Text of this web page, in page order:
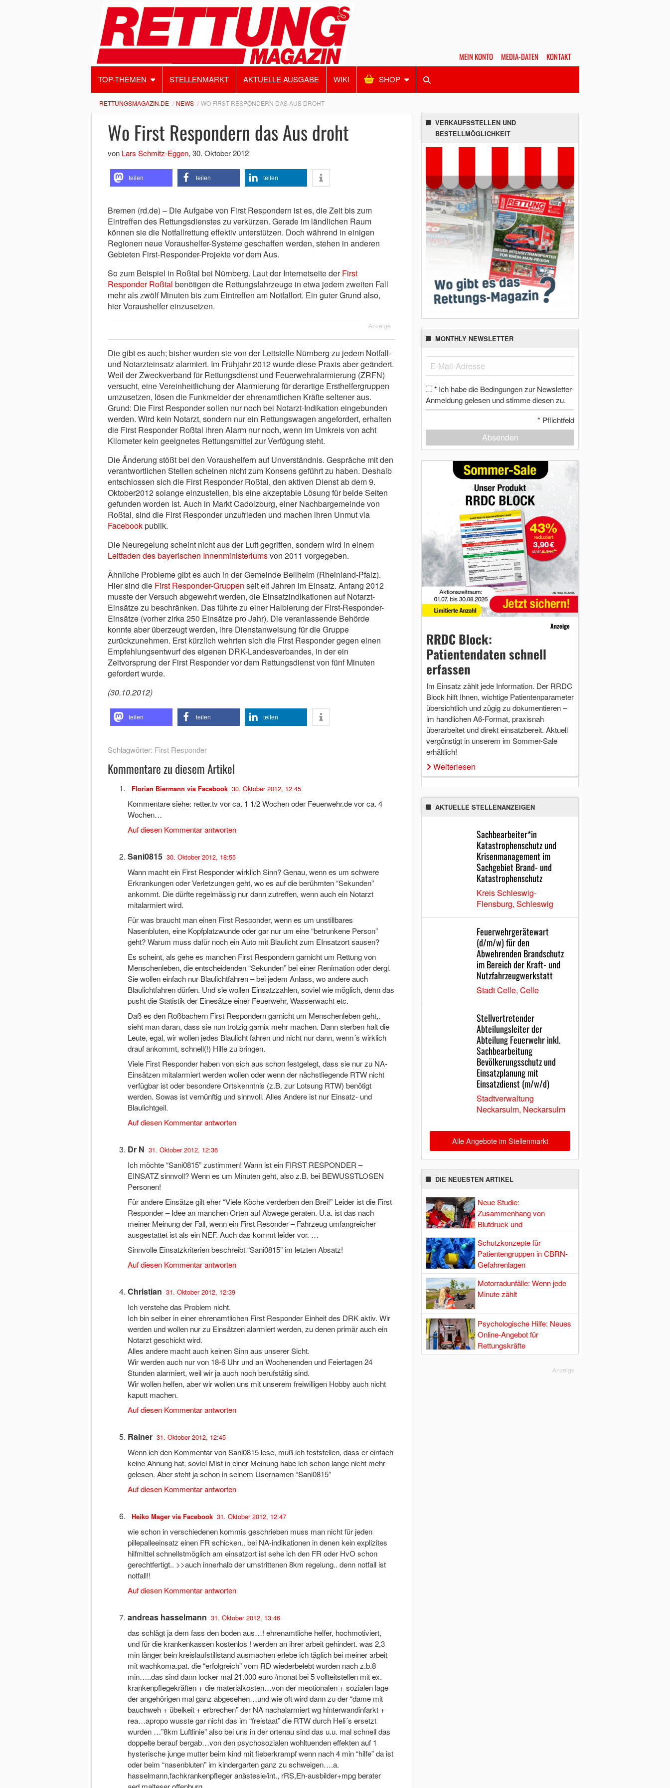
MEIN KONTO MEDIA-DATEN KONTAKT
TOP-THEMEN STELLENMARKT AKTUELLE AUSGABE WIKI SHOP
RETTUNGSMAGAZIN.DE NEWS WO FIRST RESPONDERN DAS AUS DROHT
Wo First Respondern das Aus droht
von Lars Schmitz-Eggen, 30. Oktober 2012
teilen teilen teilen
Bremen (rd.de) – Die Aufgabe von First Respondern ist es, die Zeit bis zum
Eintreffen des Rettungsdienstes zu verkürzen. Gerade im ländlichen Raum
können sie die Notfallrettung effektiv unterstützen. Doch während in einigen
Regionen neue Voraushelfer-Systeme geschaffen werden, stehen in anderen
Gebieten First-Responder-Projekte vor dem Aus.
So zum Beispiel in Roßtal bei Nürnberg. Laut der Internetseite derFirst
Responder Roßtal benötigen die Rettungsfahrzeuge in etwa jedem zweiten Fall
mehr als zwölf Minuten bis zum Eintreffen am Notfallort. Ein guter Grund also,
hier Voraushelfer einzusetzen.
Anzeige
Die gibt es auch; bisher wurden sie von der Leitstelle Nürnberg zu jedem Notfall-
und Notarzteinsatz alarmiert. Im Frühjahr 2012 wurde diese Praxis aber geändert.
Weil der Zweckverband für Rettungsdienst und Feuerwehralarmierung (ZRFN)
versucht, eine Vereinheitlichung der Alarmierung für derartige Ersthelfergruppen
umzusetzen, lösen die Funkmelder der ehrenamtlichen Kräfte seltener aus.
Grund: Die First Responder sollen nur noch bei Notarzt-Indikation eingebunden
werden. Wird kein Notarzt, sondern nur ein Rettungswagen angefordert, erhalten
die First Responder Roßtal ihren Alarm nur noch, wenn im Umkreis von acht
Kilometer kein geeignetes Rettungsmittel zur Verfügung steht.
Die Änderung stößt bei den Voraushelfern auf Unverständnis. Gespräche mit den
verantwortlichen Stellen scheinen nicht zum Konsens geführt zu haben. Deshalb
entschlossen sich die First Responder Roßtal, den aktiven Dienst ab dem 9.
Oktober2012 solange einzustellen, bis eine akzeptable Lösung für beide Seiten
gefunden worden ist. Auch in Markt Cadolzburg, einer Nachbargemeinde von
Roßtal, sind die First Responder unzufrieden und machen ihren Unmut via
Facebookpublik.
Die Neuregelung scheint nicht aus der Luft gegriffen, sondern wird in einem
Leitfaden des bayerischen Innenministeriumsvon 2011 vorgegeben.
Ähnliche Probleme gibt es auch in der Gemeinde Bellheim (Rheinland-Pfalz).
Hier sind die First Responder-Gruppen seit elf Jahren im Einsatz. Anfang 2012
musste der Versuch abgewehrt werden, die Einsatzindikationen auf Notarzt-
Einsätze zu beschränken. Das führte zu einer Halbierung der First-Responder-
Einsätze (vorher zirka 250 Einsätze pro Jahr). Die veranlassende Behörde
konnte aber überzeugt werden, ihre Dienstanweisung für die Gruppe
zurückzunehmen. Erst kürzlich wehrten sich die First Responder gegen einen
Empfehlungsentwurf des eigenen DRK-Landesverbandes, in der ein
Zeitvorsprung der First Responder vor dem Rettungsdienst von fünf Minuten
gefordert wurde.
(30.10.2012)
teilen teilen teilen
Schlagwörter: First Responder
Kommentare zu diesem Artikel
Florian Biermann via Facebook 30. Oktober 2012, 12:45
Kommentare siehe: retter.tv vor ca. 1 1/2 Wochen oder Feuerwehr.de vor ca. 4
Wochen…
Auf diesen Kommentar antworten
Sani0815 30. Oktober 2012, 18:55
Wann macht ein First Responder wirklich Sinn? Genau, wenn es um schwere
Erkrankungen oder Verletzungen geht, wo es auf die berühmten “Sekunden”
ankommt. Die dürfte regelmässig nur dann zutreffen, wenn auch ein Notarzt
mitalarmiert wird.
Für was braucht man einen First Responder, wenn es um unstillbares
Nasenbluten, eine Kopfplatzwunde oder gar nur um eine “betrunkene Person”
geht? Warum muss dafür noch ein Auto mit Blaulicht zum EInsatzort sausen?
Es scheint, als gehe es manchen First Respondern garnicht um Rettung von
Menschenleben, die entscheidenden “Sekunden” bei einer Renimation oder dergl.
Sie wollen einfach nur Blaulichtfahren – bei jedem Anlass, wo andere auch
Blaulichtfahren dürfen. Und sie wollen Einsatzzahlen, soviel wie möglich, denn das
pusht die Statistik der Einesätze einer Feuerwehr, Wasserwacht etc.
Daß es den Roßbachern First Respondern garnicht um Menschenleben geht,.
sieht man daran, dass sie nun trotzig garnix mehr machen. Dann sterben halt die
Leute, egal, wir wollen jedes Blaulicht fahren und nicht nur dann, wenn´s wirklich
drauf ankommt, schnell(!) Hilfe zu bringen.
Viele First Responder haben von sich aus schon festgelegt, dass sie nur zu NA-
Einsätzen mitalarmiert werden wollen oder wenn der nächstliegende RTW nicht
verfügbar ist oder besondere Ortskenntnis (z.B. zur Lotsung RTW) benötigt
werden. Sowas ist vernünftig und sinnvoll. Alles Andere ist nur Einsatz- und
Blaulichtgeil.
Auf diesen Kommentar antworten
Dr N 31. Oktober 2012, 12:36
Ich möchte “Sani0815” zustimmen! Wann ist ein FIRST RESPONDER –
EINSATZ sinnvoll? Wenn es um Minuten geht, also z.B. bei BEWUSSTLOSEN
Personen!
Für andere Einsätze gilt eher “Viele Köche verderben den Brei!” Leider ist die First
Responder – Idee an manchen Orten auf Abwege geraten. U.a. ist das nach
meiner Meinung der Fall, wenn ein First Resonder – Fahrzeug umfangreicher
ausgestattet ist als ein NEF. Auch das kommt leider vor. …
Sinnvolle Einsatzkriterien beschreibt “Sani0815” im letzten Absatz!
Auf diesen Kommentar antworten
Christian 31. Oktober 2012, 12:39
Ich verstehe das Problem nicht.
Ich bin selber in einer ehrenamtlichen First Responder Einheit des DRK aktiv. Wir
werden und wollen nur zu Einsätzen alarmiert werden, zu denen primär auch ein
Notarzt geschickt wird.
Alles andere macht auch keinen Sinn aus unserer Sicht.
Wir werden auch nur von 18-6 Uhr und an Wochenenden und Feiertagen 24
Stunden alarmiert, weil wir ja auch noch berufstätig sind.
Wir wollen helfen, aber wir wollen uns mit unserem freiwilligen Hobby auch nicht
kaputt machen.
Auf diesen Kommentar antworten
Rainer 31. Oktober 2012, 12:45
Wenn ich den Kommentar von Sani0815 lese, muß ich feststellen, dass er einfach
keine Ahnung hat, soviel Mist in einer Meinung habe ich schon lange nicht mehr
gelesen. Aber steht ja schon in seinem Usernamen “Sani0815”
Auf diesen Kommentar antworten
Heiko Mager via Facebook 31. Oktober 2012, 12:47
wie schon in verschiedenen kommis geschrieben muss man nicht für jeden
pillepalleeinsatz einen FR schicken.. bei NA-indikationen in denen kein explizites
hilfmittel schnellstmöglich am einsatzort ist sehe ich den FR oder HvO schon
gerechtfertigt.. >>auch innerhalb der umstrittenen 8km regelung.. denn notfall ist
notfall!!
Auf diesen Kommentar antworten
andreas hasselmann 31. Oktober 2012, 13:46
das schlägt ja dem fass den boden aus…! ehrenamtliche helfer, hochmotiviert,
und für die krankenkassen kostenlos ! werden an ihrer arbeit gehindert. was 2,3
min länger bein kreislaufstillstand ausmachen erlebe ich täglich bei meiner arbeit
mit wachkoma.pat. die “erfolgreich” vom RD wiederbelebt wurden nach z.b.8
min…..das sind dann locker mal 21.000 euro /monat bei 5 vollteitstellen mit ex.
krankenpflegekräften + die materialkosten…von der meotionalen + sozialen lage
der angehörigen mal ganz abgesehen…und wie oft wird dann zu der “dame mit
bauchweh + übelkeit + erbrechen” der NA nachalarmiert wg hinterwandinfarkt +
rea…apropo wusste gar nicht das im “freistaat” die RTW durch Heli´s ersetzt
wurden …”8km Luftlinie” also bei uns in der ortenau sind das u.u. mal schnell das
doppelte berauf bergab…von den psychosozialen wohltuenden effekten auf 1
hysterische junge mutter beim kind mit fieberkrampf wenn nach 4 min “hilfe” da ist
oder beim “nasenbluten” im kindergarten ganz zu schweigen….a.
hasselmann,fachkrankenpfleger anästesie/int., rRS,Eh-ausbilder+mpg berater
VERKAUFSSTELLEN UND
BESTELLMÖGLICHKEIT
MONTHLY NEWSLETTER
* Ich habe die Bedingungen zur Newsletter-
Anmeldung gelesen und stimme diesen zu.
* Pflichtfeld
Absenden
Anzeige
RRDC Block:
Patientendaten schnell
erfassen
Im Einsatz zählt jede Information. Der RRDC
Block hilft Ihnen, wichtige Patientenparameter
übersichtlich und zügig zu dokumentieren –
im handlichen A6-Format, praxisnah
überarbeitet und direkt einsatzbereit. Aktuell
vergünstigt in unserem im Sommer-Sale
erhältlich!
Weiterlesen
AKTUELLE STELLENANZEIGEN
Sachbearbeiter*in
Katastrophenschutz und
Krisenmanagement im
Sachgebiet Brand- und
Katastrophenschutz
Kreis Schleswig-
Flensburg, Schleswig
Feuerwehrgerätewart
(d/m/w) für den
Abwehrenden Brandschutz
im Bereich der Kraft- und
Nutzfahrzeugwerkstatt
Stadt Celle, Celle
Stellvertretender
Abteilungsleiter der
Abteilung Feuerwehr inkl.
Sachbearbeitung
Bevölkerungsschutz und
Einsatzplanung mit
Einsatzdienst (m/w/d)
Stadtverwaltung
Neckarsulm, Neckarsulm
Alle Angebote im Stellenmarkt
DIE NEUESTEN ARTIKEL
Neue Studie:
Zusammenhang von
Blutdruck und
Hirndurchblutung
Schutzkonzepte für
Patientengruppen in CBRN-
Gefahrenlagen
Motorradunfälle: Wenn jede
Minute zählt
Psychologische Hilfe: Neues
Online-Angebot für
Rettungskräfte
Anzeige